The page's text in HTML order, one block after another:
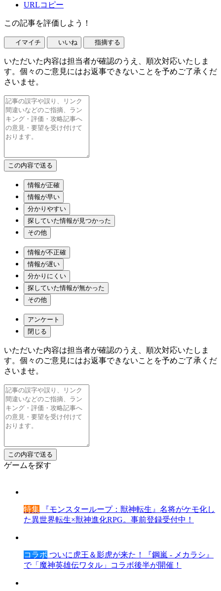
URLコピー
この記事を評価しよう！
イマイチ いいね 指摘する
いただいた内容は担当者が確認のうえ、順次対応いたしま
す。個々のご意見にはお返事できないことを予めご了承くだ
さいませ。
情報が正確
情報が早い
分かりやすい
探していた情報が見つかった
その他
情報が不正確
情報が遅い
分かりにくい
探していた情報が無かった
その他
アンケート
閉じる
いただいた内容は担当者が確認のうえ、順次対応いたしま
す。個々のご意見にはお返事できないことを予めご了承くだ
さいませ。
ゲームを探す
特集 『モンスターループ：獣神転生』名将がケモ化し
た異世界転生×獣神進化RPG。事前登録受付中！
コラボ ついに虎王＆影虎が来た！『鋼嵐 - メカラシ』
で「魔神英雄伝ワタル」コラボ後半が開催！